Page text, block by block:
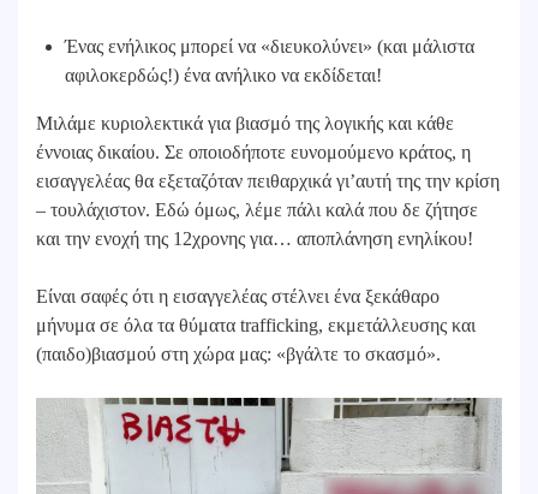
Ένας ενήλικος μπορεί να «διευκολύνει» (και μάλιστα
αφιλοκερδώς!) ένα ανήλικο να εκδίδεται!
Μιλάμε κυριολεκτικά για βιασμό της λογικής και κάθε
έννοιας δικαίου. Σε οποιοδήποτε ευνομούμενο κράτος, η
εισαγγελέας θα εξεταζόταν πειθαρχικά γι’αυτή της την κρίση
– τουλάχιστον. Εδώ όμως, λέμε πάλι καλά που δε ζήτησε
και την ενοχή της 12χρονης για… αποπλάνηση ενηλίκου!
Είναι σαφές ότι η εισαγγελέας στέλνει ένα ξεκάθαρο
μήνυμα σε όλα τα θύματα trafficking, εκμετάλλευσης και
(παιδο)βιασμού στη χώρα μας: «βγάλτε το σκασμό».